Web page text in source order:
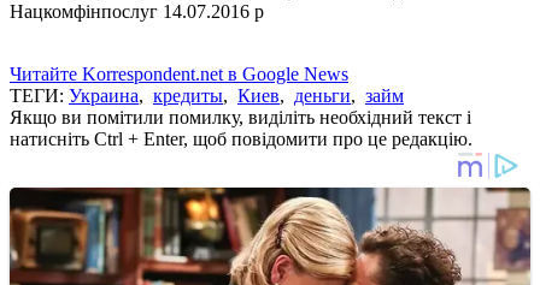
Нацкомфінпослуг 14.07.2016 р
Читайте Korrespondent.net в Google News
ТЕГИ: Украина, кредиты, Киев, деньги, займ
Якщо ви помітили помилку, виділіть необхідний текст і
натисніть Ctrl + Enter, щоб повідомити про це редакцію.